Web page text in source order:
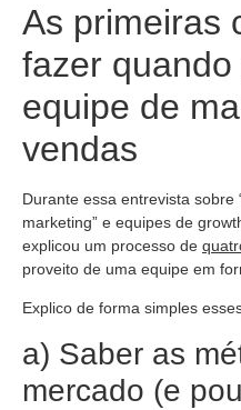
As primeiras
fazer
equipe de
vendas
Durante essa entrevista
marketing” e equipes de
explicou um processo de
proveito de uma equipe em
Explico de forma simples
a) Saber as
mercado (e